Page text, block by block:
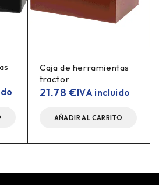
Caja de herramientas
tractor
21.78€IVA incluido
AÑADIR AL CARRITO